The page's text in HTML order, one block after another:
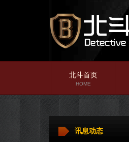
北斗首页
HOME
讯息动态